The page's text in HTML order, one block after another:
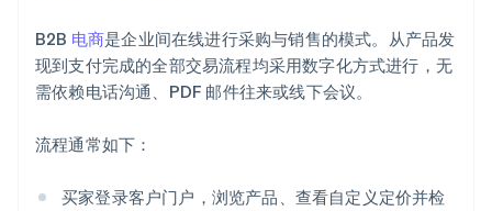
B2B 电商是企业间在线进行采购与销售的模式。从产品发
现到支付完成的全部交易流程均采用数字化方式进行，无
需依赖电话沟通、PDF 邮件往来或线下会议。
流程通常如下：
买家登录客户门户，浏览产品、查看自定义定价并检